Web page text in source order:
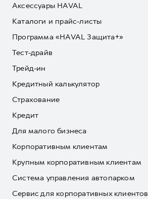
Аксессуары HAVAL
Каталоги и прайс-листы
Программа «HAVAL Защита+»
Тест-драйв
Трейд-ин
Кредитный калькулятор
Страхование
Кредит
Для малого бизнеса
Корпоративным клиентам
Крупным корпоративным клиентам
Система управления автопарком
Сервис для корпоративных клиентов